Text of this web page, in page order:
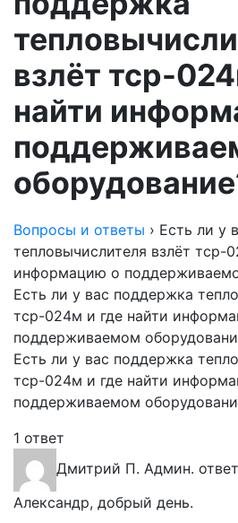
взлёт тср-
найти
Вопросы и ответы › Есть ли у
тепловычислителя взлёт тср-
информацию о
Есть ли у вас поддержка
тср-024м и где найти
поддерживаемом
Есть ли у вас поддержка
тср-024м и где найти
поддерживаемом
1 ответ
Дмитрий П. Админ.
Александр, добрый день.